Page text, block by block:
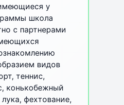
у
школа
с партнерами
видов
теннис,
конькобежный
фехтование,